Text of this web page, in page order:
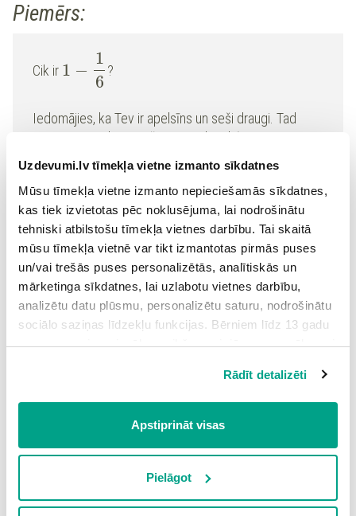
Uzdevumi.lv tīmekļa vietne izmanto sīkdatnes
Mūsu tīmekļa vietne izmanto nepieciešamās sīkdatnes,
kas tiek izvietotas pēc noklusējuma, lai nodrošinātu
tehniski atbilstošu tīmekļa vietnes darbību. Tai skaitā
mūsu tīmekļa vietnē var tikt izmantotas pirmās puses
un/vai trešās puses personalizētās, analītiskās un
mārketinga sīkdatnes, lai uzlabotu vietnes darbību,
analizētu datu plūsmu, personalizētu saturu, nodrošinātu
sociālo saziņas līdzekļu funkcijas. Bērniem līdz 13 gadu
vecumam pirms izvēles veikšanas ir jāprasa vecāka vai
Spiežot uz pogas “Apstiprināt visas”, Jūs piekrītat visām
sīkdatnēm, kas atrodas šajā tīmekļa vietnē, ieskaitot
trešo pušu mārketinga sīkdatnes. Spiežot uz pogas
vietnē, izņemot “Nepieciešamās” sīkdatnes, kuru
izmantošanai nav nepieciešams iegūt lietotāja piekrišanu.
Spiežot uz pogas “Apstiprināt izvēlētās”, Jūs varat mainīt
Rādīt detalizēti
Apstiprināt visas
Pielāgot
Piemērs:
Cik ir 1 −
1
6
?
Iedomājies, ka Tev ir apelsīns un seši draugi. Tad
sagriezīsi apelsīnu sešās vienādās daļās.
Šoreiz1 = . Mazinātājasaucējsparāda, cik daļās
veselais ir jāsagriež.
Darbība:1−
1
=
6
−
1
=
5
2